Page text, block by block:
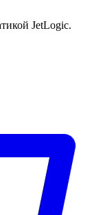
JetLogic.